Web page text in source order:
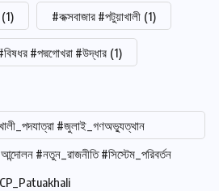
(1) #কক্সবাজার #পটুয়াখালী (1)
#পদ্মগোখরা #উদ্ধার (1)
#জুলাই_গণঅভ্যুত্থান
#নতুন_রাজনীতি #সিস্টেম_পরিবর্তন